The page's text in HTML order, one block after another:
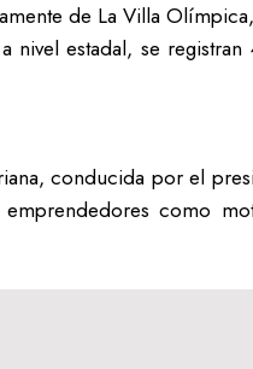
de La Villa
estadal, se
conducida por el
como